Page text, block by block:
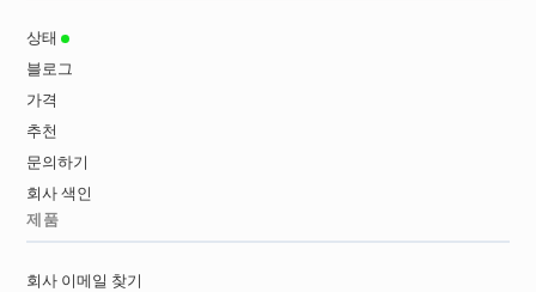
상태
블로그
가격
추천
문의하기
회사 색인
제품
회사 이메일 찾기